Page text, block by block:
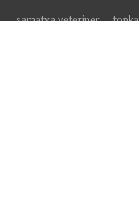
samatya veteriner